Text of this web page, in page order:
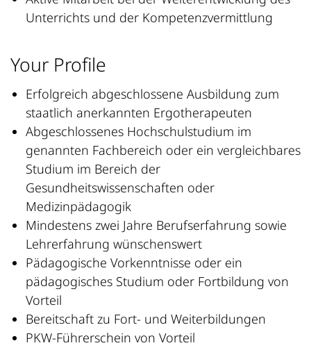
Unterrichts und der Kompetenzvermittlung
Your Profile
Erfolgreich abgeschlossene Ausbildung zum
staatlich anerkannten Ergotherapeuten
Abgeschlossenes Hochschulstudium im
genannten Fachbereich oder ein vergleichbares
Studium im Bereich der
Gesundheitswissenschaften oder
Medizinpädagogik
Mindestens zwei Jahre Berufserfahrung sowie
Lehrerfahrung wünschenswert
Pädagogische Vorkenntnisse oder ein
pädagogisches Studium oder Fortbildung von
Vorteil
Bereitschaft zu Fort- und Weiterbildungen
PKW-Führerschein von Vorteil